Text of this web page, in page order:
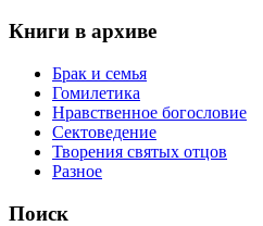
Книги в архиве
Брак и семья
Гомилетика
Нравственное богословие
Сектоведение
Творения святых отцов
Разное
Поиск